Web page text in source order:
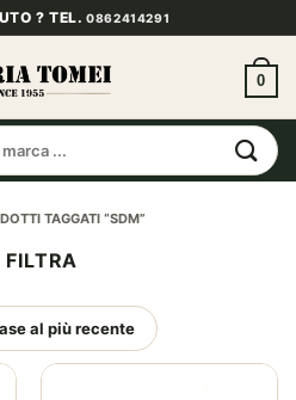
? TEL.0862414291
0
TAGGATI “SDM”
FILTRA